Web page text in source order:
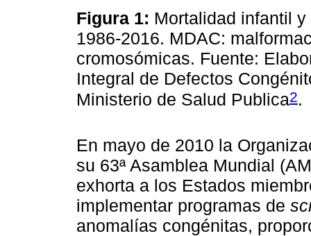
Figura 1: Mortalidad infantil
1986-2016. MDAC:
cromosómicas. Fuente:
Integral de Defectos
Ministerio de Salud Publica2.
En mayo de 2010 la
su 63ª Asamblea Mundial
exhorta a los Estados
implementar programas de
anomalías congénitas,